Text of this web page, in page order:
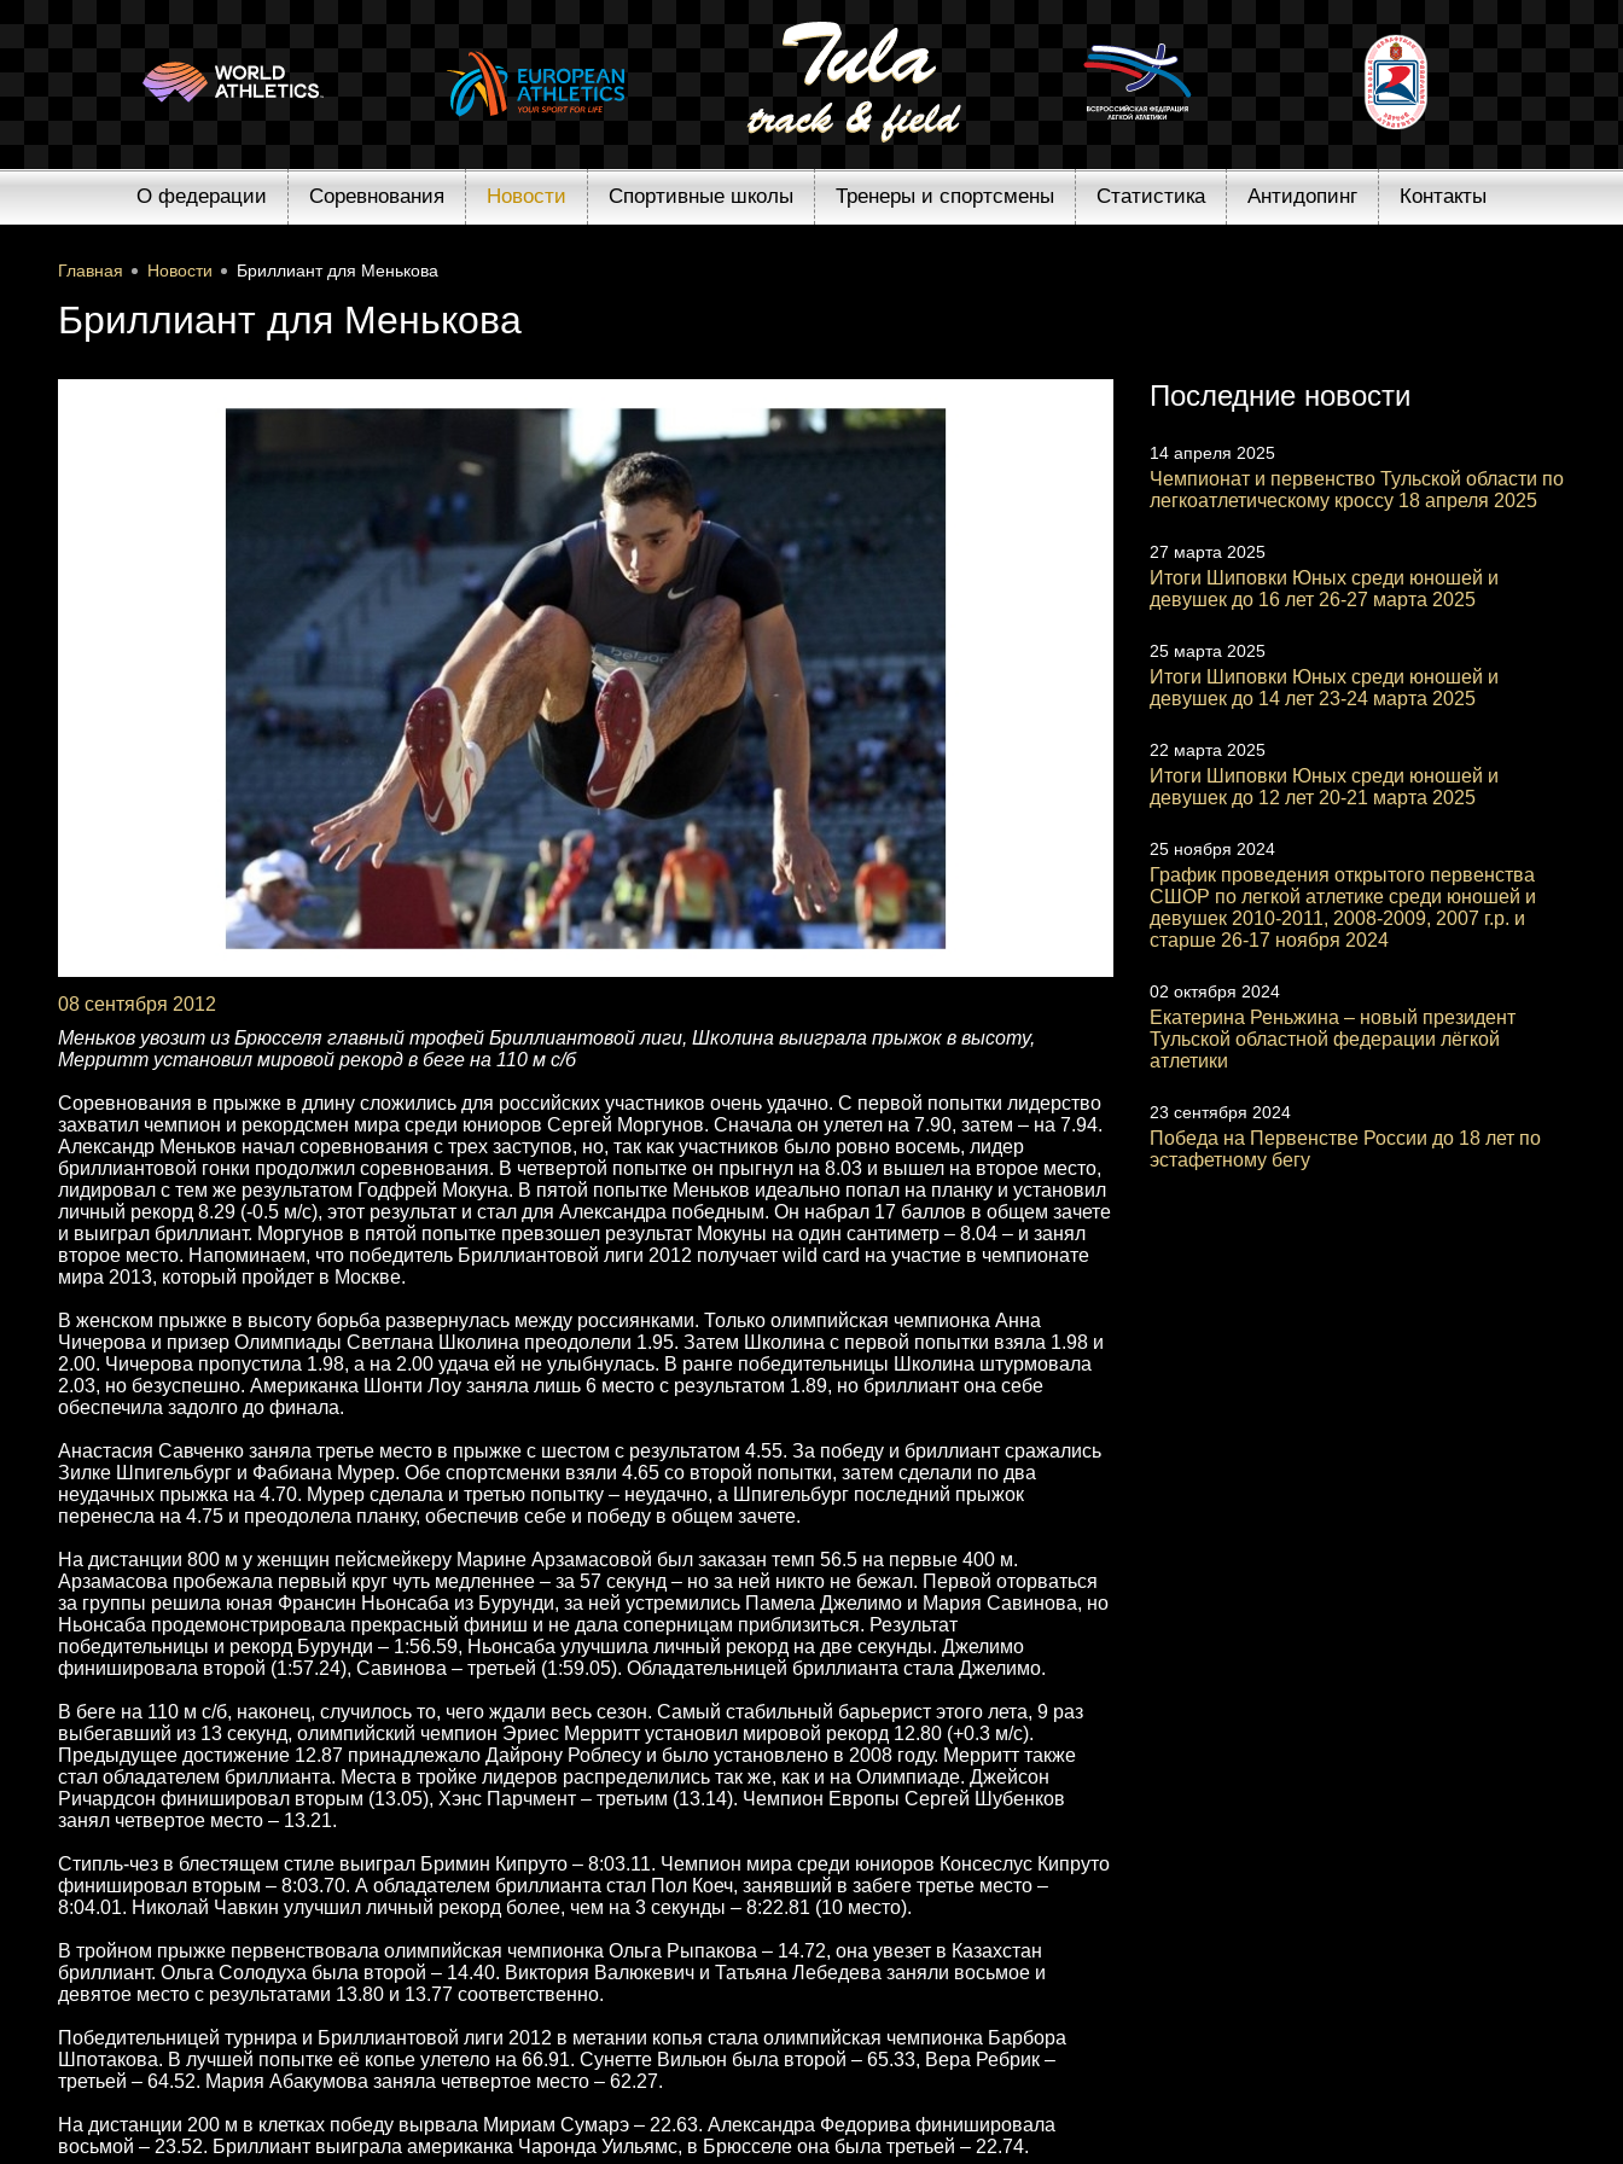
О федерации Соревнования Новости Спортивные школы Тренеры и спортсмены Статистика Антидопинг Контакты
Главная Новости Бриллиант для Менькова
Бриллиант для Менькова
08 сентября 2012
Меньков увозит из Брюсселя главный трофей Бриллиантовой лиги, Школина выиграла прыжок в высоту,
Мерритт установил мировой рекорд в беге на 110 м с/б
Соревнования в прыжке в длину сложились для российских участников очень удачно. С первой попытки лидерство
захватил чемпион и рекордсмен мира среди юниоров Сергей Моргунов. Сначала он улетел на 7.90, затем – на 7.94.
Александр Меньков начал соревнования с трех заступов, но, так как участников было ровно восемь, лидер
бриллиантовой гонки продолжил соревнования. В четвертой попытке он прыгнул на 8.03 и вышел на второе место,
лидировал с тем же результатом Годфрей Мокуна. В пятой попытке Меньков идеально попал на планку и установил
личный рекорд 8.29 (-0.5 м/с), этот результат и стал для Александра победным. Он набрал 17 баллов в общем зачете
и выиграл бриллиант. Моргунов в пятой попытке превзошел результат Мокуны на один сантиметр – 8.04 – и занял
второе место. Напоминаем, что победитель Бриллиантовой лиги 2012 получает wild card на участие в чемпионате
мира 2013, который пройдет в Москве.
В женском прыжке в высоту борьба развернулась между россиянками. Только олимпийская чемпионка Анна
Чичерова и призер Олимпиады Светлана Школина преодолели 1.95. Затем Школина с первой попытки взяла 1.98 и
2.00. Чичерова пропустила 1.98, а на 2.00 удача ей не улыбнулась. В ранге победительницы Школина штурмовала
2.03, но безуспешно. Американка Шонти Лоу заняла лишь 6 место с результатом 1.89, но бриллиант она себе
обеспечила задолго до финала.
Анастасия Савченко заняла третье место в прыжке с шестом с результатом 4.55. За победу и бриллиант сражались
Зилке Шпигельбург и Фабиана Мурер. Обе спортсменки взяли 4.65 со второй попытки, затем сделали по два
неудачных прыжка на 4.70. Мурер сделала и третью попытку – неудачно, а Шпигельбург последний прыжок
перенесла на 4.75 и преодолела планку, обеспечив себе и победу в общем зачете.
На дистанции 800 м у женщин пейсмейкеру Марине Арзамасовой был заказан темп 56.5 на первые 400 м.
Арзамасова пробежала первый круг чуть медленнее – за 57 секунд – но за ней никто не бежал. Первой оторваться
за группы решила юная Франсин Ньонсаба из Бурунди, за ней устремились Памела Джелимо и Мария Савинова, но
Ньонсаба продемонстрировала прекрасный финиш и не дала соперницам приблизиться. Результат
победительницы и рекорд Бурунди – 1:56.59, Ньонсаба улучшила личный рекорд на две секунды. Джелимо
финишировала второй (1:57.24), Савинова – третьей (1:59.05). Обладательницей бриллианта стала Джелимо.
В беге на 110 м с/б, наконец, случилось то, чего ждали весь сезон. Самый стабильный барьерист этого лета, 9 раз
выбегавший из 13 секунд, олимпийский чемпион Эриес Мерритт установил мировой рекорд 12.80 (+0.3 м/с).
Предыдущее достижение 12.87 принадлежало Дайрону Роблесу и было установлено в 2008 году. Мерритт также
стал обладателем бриллианта. Места в тройке лидеров распределились так же, как и на Олимпиаде. Джейсон
Ричардсон финишировал вторым (13.05), Хэнс Парчмент – третьим (13.14). Чемпион Европы Сергей Шубенков
занял четвертое место – 13.21.
Стипль-чез в блестящем стиле выиграл Бримин Кипруто – 8:03.11. Чемпион мира среди юниоров Консеслус Кипруто
финишировал вторым – 8:03.70. А обладателем бриллианта стал Пол Коеч, занявший в забеге третье место –
8:04.01. Николай Чавкин улучшил личный рекорд более, чем на 3 секунды – 8:22.81 (10 место).
В тройном прыжке первенствовала олимпийская чемпионка Ольга Рыпакова – 14.72, она увезет в Казахстан
бриллиант. Ольга Солодуха была второй – 14.40. Виктория Валюкевич и Татьяна Лебедева заняли восьмое и
девятое место с результатами 13.80 и 13.77 соответственно.
Победительницей турнира и Бриллиантовой лиги 2012 в метании копья стала олимпийская чемпионка Барбора
Шпотакова. В лучшей попытке её копье улетело на 66.91. Сунетте Вильюн была второй – 65.33, Вера Ребрик –
третьей – 64.52. Мария Абакумова заняла четвертое место – 62.27.
На дистанции 200 м в клетках победу вырвала Мириам Сумарэ – 22.63. Александра Федорива финишировала
восьмой – 23.52. Бриллиант выиграла американка Чаронда Уильямс, в Брюсселе она была третьей – 22.74.
Последние новости
14 апреля 2025
Чемпионат и первенство Тульской области по
легкоатлетическому кроссу 18 апреля 2025
27 марта 2025
Итоги Шиповки Юных среди юношей и
девушек до 16 лет 26-27 марта 2025
25 марта 2025
Итоги Шиповки Юных среди юношей и
девушек до 14 лет 23-24 марта 2025
22 марта 2025
Итоги Шиповки Юных среди юношей и
девушек до 12 лет 20-21 марта 2025
25 ноября 2024
График проведения открытого первенства
СШОР по легкой атлетике среди юношей и
девушек 2010-2011, 2008-2009, 2007 г.р. и
старше 26-17 ноября 2024
02 октября 2024
Екатерина Реньжина – новый президент
Тульской областной федерации лёгкой
атлетики
23 сентября 2024
Победа на Первенстве России до 18 лет по
эстафетному бегу